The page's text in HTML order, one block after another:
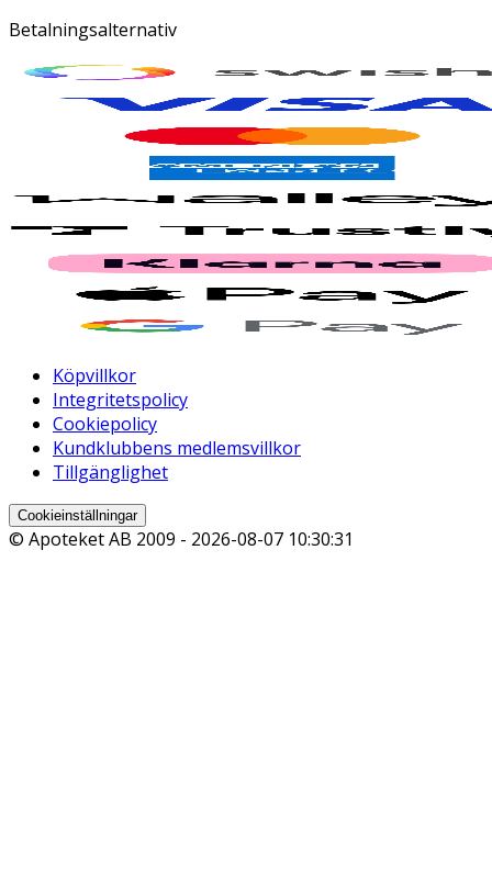
Betalningsalternativ
Köpvillkor
Integritetspolicy
Cookiepolicy
Kundklubbens medlemsvillkor
Tillgänglighet
Cookieinställningar
© Apoteket AB 2009 - 2026-08-07 10:30:31